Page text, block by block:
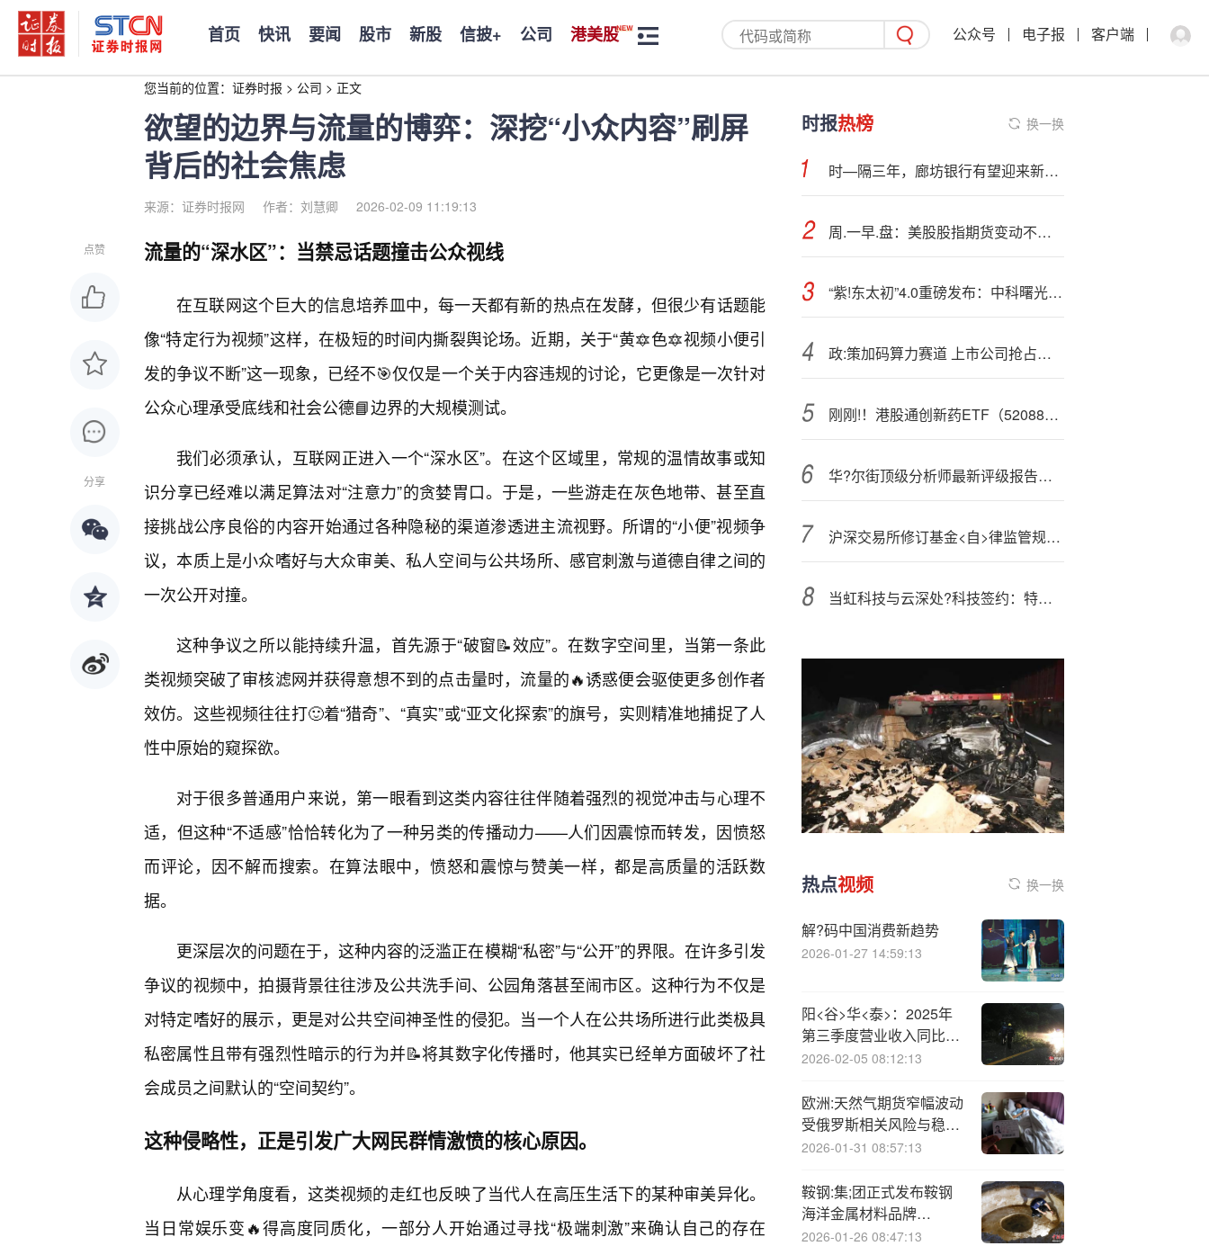
首页 快讯 要闻 股市 新股 信披+ 公司 港美股 公众号 电子报 客户端
您当前的位置： 证券时报 > 公司 > 正文
欲望的边界与流量的博弈：深挖“小众内容”刷屏
背后的社会焦虑
来源：证券时报网 作者：刘慧卿 2026-02-09 11:19:13
点赞
分享
流量的“深水区”：当禁忌话题撞击公众视线
在互联网这个巨大的信息培养皿中，每一天都有新的热点在发酵，但很少有话题能
像“特定行为视频”这样，在极短的时间内撕裂舆论场。近期，关于“黄🔯色🔯视频小便引
发的争议不断”这一现象，已经不🎯仅仅是一个关于内容违规的讨论，它更像是一次针对
公众心理承受底线和社会公德📘边界的大规模测试。
我们必须承认，互联网正进入一个“深水区”。在这个区域里，常规的温情故事或知
识分享已经难以满足算法对“注意力”的贪婪胃口。于是，一些游走在灰色地带、甚至直
接挑战公序良俗的内容开始通过各种隐秘的渠道渗透进主流视野。所谓的“小便”视频争
议，本质上是小众嗜好与大众审美、私人空间与公共场所、感官刺激与道德自律之间的
一次公开对撞。
这种争议之所以能持续升温，首先源于“破窗📝效应”。在数字空间里，当第一条此
类视频突破了审核滤网并获得意想不到的点击量时，流量的🔥诱惑便会驱使更多创作者
效仿。这些视频往往打🙂着“猎奇”、“真实”或“亚文化探索”的旗号，实则精准地捕捉了人
性中原始的窥探欲。
对于很多普通用户来说，第一眼看到这类内容往往伴随着强烈的视觉冲击与心理不
适，但这种“不适感”恰恰转化为了一种另类的传播动力——人们因震惊而转发，因愤怒
而评论，因不解而搜索。在算法眼中，愤怒和震惊与赞美一样，都是高质量的活跃数
据。
更深层次的问题在于，这种内容的泛滥正在模糊“私密”与“公开”的界限。在许多引发
争议的视频中，拍摄背景往往涉及公共洗手间、公园角落甚至闹市区。这种行为不仅是
对特定嗜好的展示，更是对公共空间神圣性的侵犯。当一个人在公共场所进行此类极具
私密属性且带有强烈性暗示的行为并📝将其数字化传播时，他其实已经单方面破坏了社
会成员之间默认的“空间契约”。
这种侵略性，正是引发广大网民群情激愤的核心原因。
从心理学角度看，这类视频的走红也反映了当代人在高压生活下的某种审美异化。
当日常娱乐变🔥得高度同质化，一部分人开始通过寻找“极端刺激”来确认自己的存在
时报热榜 换一换
时—隔三年，廊坊银行有望迎来新行长！
周.一早.盘：美股股指期货变动不大 市场关注美联储年度经济政策研讨会
“紫!东太初”4.0重磅发布：中科曙光全栈算力支持！
政:策加码算力赛道 上市公司抢占发展先机
刚刚!！港股通创新药ETF（520880）场内转为溢价交易，资金逢跌揽筹？
华?尔街顶级分析师最新评级报告：高盛遭下调，Coinbase获初始覆盖
沪深交易所修订基金<自>律监管规则适用指引
当虹科技与云深处?科技签约：特定<场>景方案将标配BlackEye Vision远程控制系统
热点视频 换一换
解?码中国消费新趋势
2026-01-27 14:59:13
阳<谷>华<泰>：2025年
第三季度营业收入同比增
长1.18%
2026-02-05 08:12:13
欧洲:天然气期货窄幅波动
受俄罗斯相关风险与稳定
建立储备因素影响
2026-01-31 08:57:13
鞍钢:集;团正式发布鞍钢
海洋金属材料品牌
ANocean
2026-01-26 08:47:13